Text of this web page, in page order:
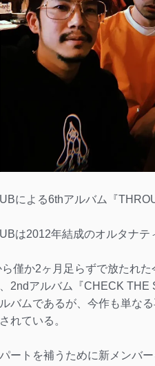
による6thアルバム『
は2012年結成のオルタナテ
僅か2ヶ月足らずで放たれた
2ndアルバム『CHECK
バムであるが、今作も単な
れている。
ートを補うために新メンバ